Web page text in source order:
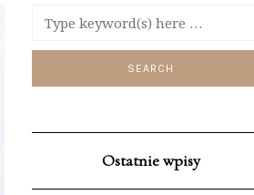
Ostatnie wpisy